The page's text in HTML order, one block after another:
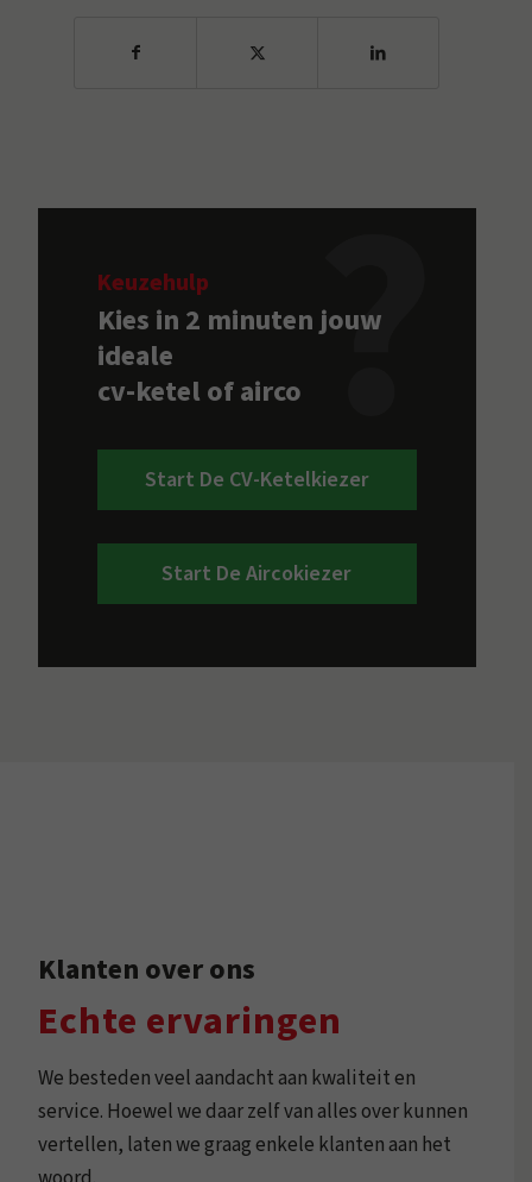
Keuzehulp
Kies in 2 minuten jouw
ideale
cv-ketel of airco
Start De CV-Ketelkiezer
Start De Aircokiezer
Klanten over ons
Echte ervaringen
We besteden veel aandacht aan kwaliteit en
service. Hoewel we daar zelf van alles over kunnen
vertellen, laten we graag enkele klanten aan het